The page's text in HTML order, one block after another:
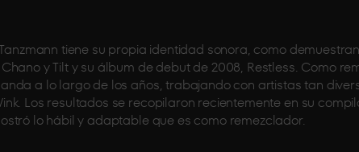
tiene su propia identidad sonora, como
y Tilt y su álbum de debut de 2008, Restless. Como
a lo largo de los años, trabajando con artistas tan
Los resultados se recopilaron recientemente en su
lo hábil y adaptable que es como remezclador.